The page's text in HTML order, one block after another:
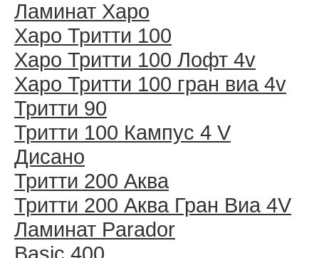
Ламинат Харо
Харо Тритти 100
Харо Тритти 100 Лофт 4v
Харо Тритти 100 гран виа 4v
Тритти 90
Тритти 100 Кампус 4 V
Дисано
Тритти 200 Аква
Тритти 200 Аква Гран Виа 4V
Ламинат Parador